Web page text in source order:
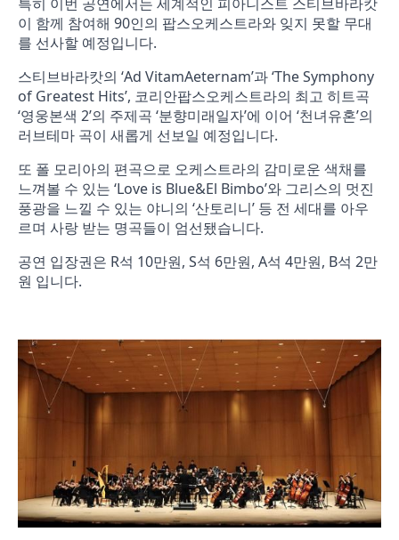
이 함께 참여해 90인의 팝스오케스트라와 잊지 못할 무대
를 선사할 예정입니다.
스티브바라캇의 ‘Ad VitamAeternam’과 ‘The Symphony
of Greatest Hits’, 코리안팝스오케스트라의 최고 히트곡
‘영웅본색 2’의 주제곡 ‘분향미래일자’에 이어 ‘천녀유혼’의
러브테마 곡이 새롭게 선보일 예정입니다.
또 폴 모리아의 편곡으로 오케스트라의 감미로운 색채를
느껴볼 수 있는 ‘Love is Blue&El Bimbo’와 그리스의 멋진
풍광을 느낄 수 있는 야니의 ‘산토리니’ 등 전 세대를 아우
르며 사랑 받는 명곡들이 엄선됐습니다.
공연 입장권은 R석 10만원, S석 6만원, A석 4만원, B석 2만
원 입니다.